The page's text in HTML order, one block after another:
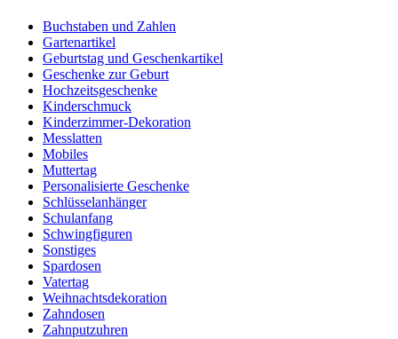
Buchstaben und Zahlen
Gartenartikel
Geburtstag und Geschenkartikel
Geschenke zur Geburt
Hochzeitsgeschenke
Kinderschmuck
Kinderzimmer-Dekoration
Messlatten
Mobiles
Muttertag
Personalisierte Geschenke
Schlüsselanhänger
Schulanfang
Schwingfiguren
Sonstiges
Spardosen
Vatertag
Weihnachtsdekoration
Zahndosen
Zahnputzuhren